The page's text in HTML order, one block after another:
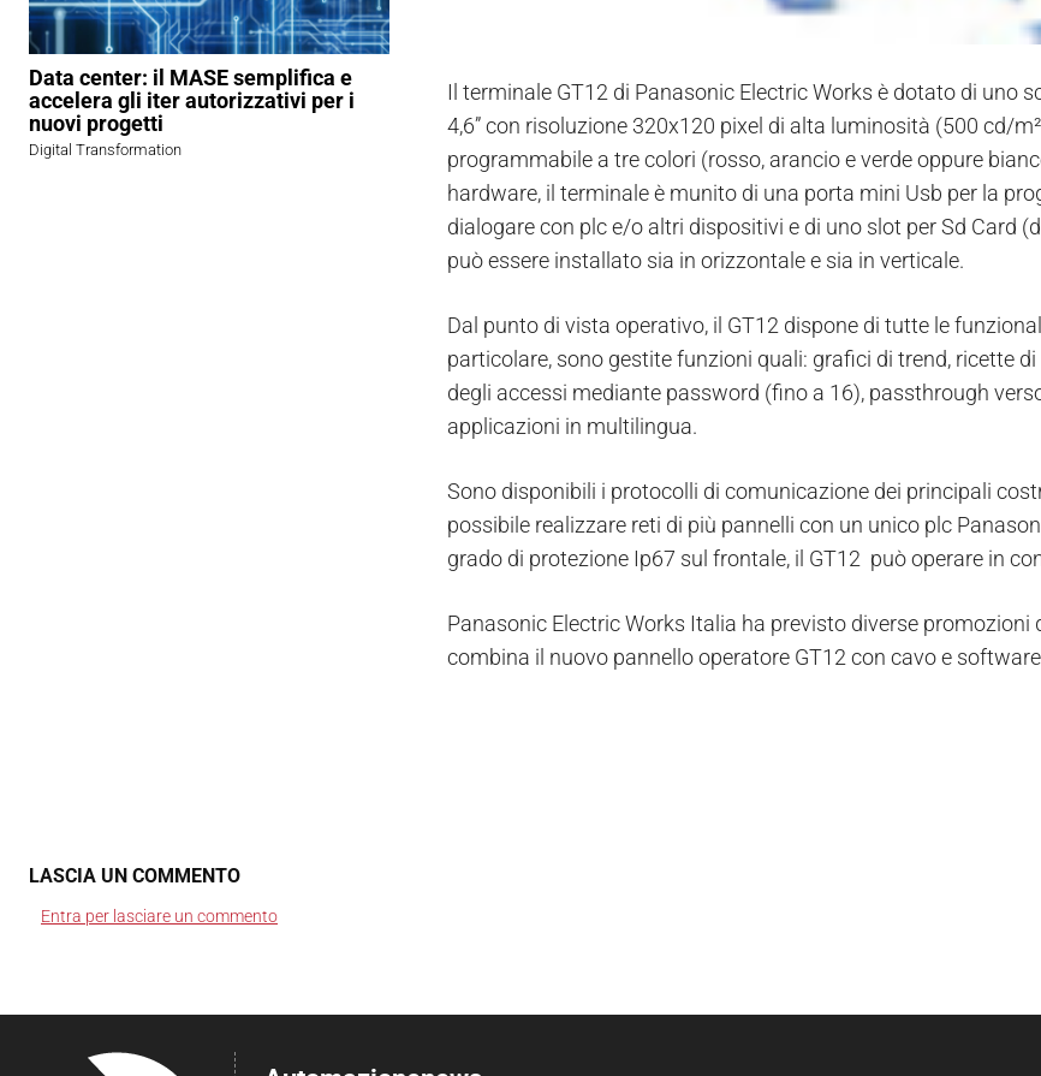
Data center: il MASE semplifica e
accelera gli iter autorizzativi per i
nuovi progetti
Digital Transformation
Il terminale GT12 di Panasonic Electric Works è dotato di uno
4,6” con risoluzione 320x120 pixel di alta luminosità (500 cd/
programmabile a tre colori (rosso, arancio e verde oppure
hardware, il terminale è munito di una porta mini Usb per la
dialogare con plc e/o altri dispositivi e di uno slot per Sd Card
può essere installato sia in orizzontale e sia in verticale.
Dal punto di vista operativo, il GT12 dispone di tutte le
particolare, sono gestite funzioni quali: grafici di trend, ricette
degli accessi mediante password (fino a 16), passthrough
applicazioni in multilingua.
Sono disponibili i protocolli di comunicazione dei principali
possibile realizzare reti di più pannelli con un unico plc
grado di protezione Ip67 sul frontale, il GT12 può operare in
Panasonic Electric Works Italia ha previsto diverse
combina il nuovo pannello operatore GT12 con cavo e
LASCIA UN COMMENTO
Entra per lasciare un commento